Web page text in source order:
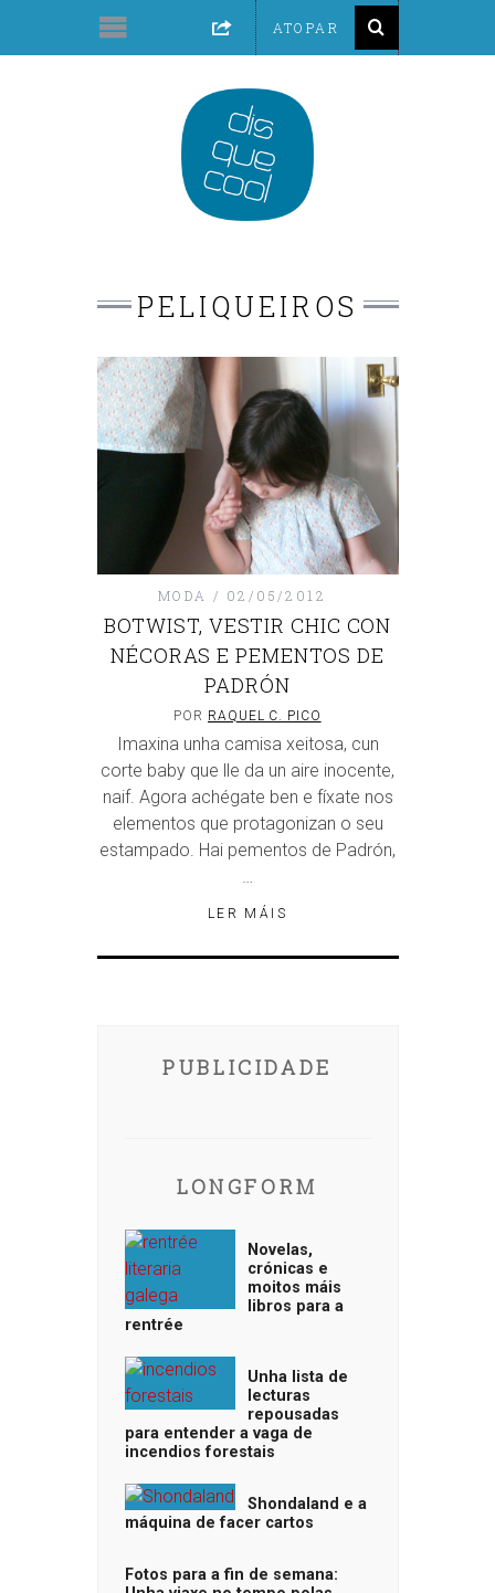
PELIQUEIROS
MODA 02/05/2012
BOTWIST, VESTIR CHIC CON
NÉCORAS E PEMENTOS DE
PADRÓN
POR RAQUEL C. PICO
Imaxina unha camisa xeitosa, cun
corte baby que lle da un aire inocente,
naif. Agora achégate ben e fíxate nos
elementos que protagonizan o seu
estampado. Hai pementos de Padrón,
LER MÁIS
PUBLICIDADE
LONGFORM
Novelas,
crónicas e
moitos máis
libros para a
rentrée
Unha lista de
lecturas
repousadas
para entender a vaga de
incendios forestais
Shondaland e a
máquina de facer cartos
Fotos para a fin de semana: